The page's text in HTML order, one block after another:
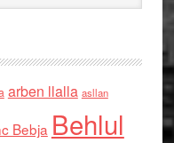
arben llalla asllan
Bebja Behlul